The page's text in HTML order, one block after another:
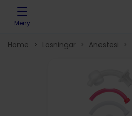
Skip to content
Meny
Home > Lösningar > Anestesi >